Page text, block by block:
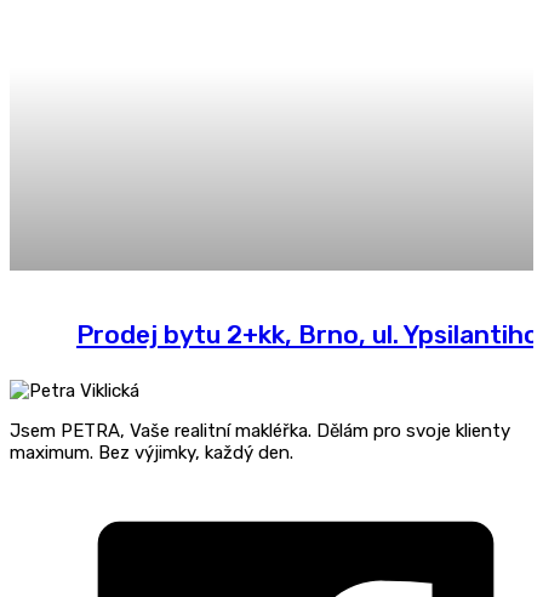
Prodej bytu 2+kk, Brno, ul. Ypsilantiho
Jsem PETRA, Vaše realitní makléřka. Dělám pro svoje klienty
maximum. Bez výjimky, každý den.